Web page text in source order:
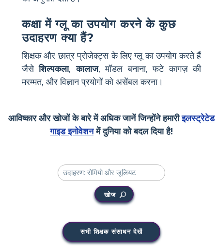
कक्षा में ग्लू का उपयोग करने के कुछ
उदाहरण क्या हैं?
शिक्षक और छात्र प्रोजेक्ट्स के लिए ग्लू का उपयोग करते हैं
जैसेशिल्पकला,कालाज, मॉडल बनाना, फटे कागज़ की
मरम्मत, और विज्ञान प्रयोगों को असेंबल करना।
आविष्कार और खोजों के बारे में अधिक जानें जिन्होंने हमारीइलस्ट्रेटेड
गाइड इनोवेशनमें दुनिया को बदल दिया है!
खोज
सभी शिक्षक संसाधन देखें